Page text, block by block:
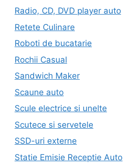
Radio, CD, DVD player auto
Retete Culinare
Roboti de bucatarie
Rochii Casual
Sandwich Maker
Scaune auto
Scule electrice si unelte
Scutece si servetele
SSD-uri externe
Statie Emisie Receptie Auto